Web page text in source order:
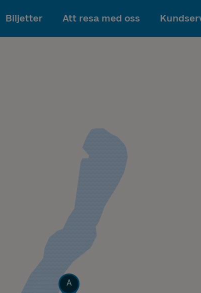
Till innehållet
Biljetter Att resa med oss
Läge
A